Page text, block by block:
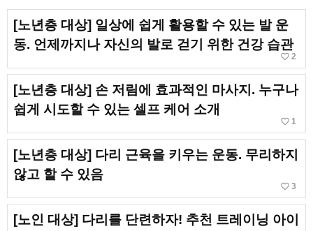
[노년층 대상] 일상에 쉽게 활용할 수 있는 발 운
동. 언제까지나 자신의 발로 걷기 위한 건강 습관
favorite_border 2
[노년층 대상] 손 저림에 효과적인 마사지. 누구나
쉽게 시도할 수 있는 셀프 케어 소개
favorite_border 1
[노년층 대상] 다리 근육을 키우는 운동. 무리하지
않고 할 수 있음
favorite_border 3
[노인 대상] 다리를 단련하자! 추천 트레이닝 아이